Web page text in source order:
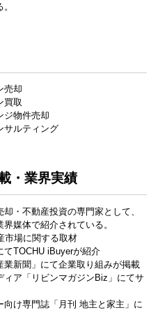
売却
買取
ジ物件売却
サルティング
・業界実績
・不動産投資の専門家として、
媒体で紹介されている。
市場に関する取材
てTOCHU iBuyerが紹介
業新聞」にて企業取り組みが掲載
ィア「リビンマガジンBiz」にてサ
向け専門誌「月刊 地主と家主」に